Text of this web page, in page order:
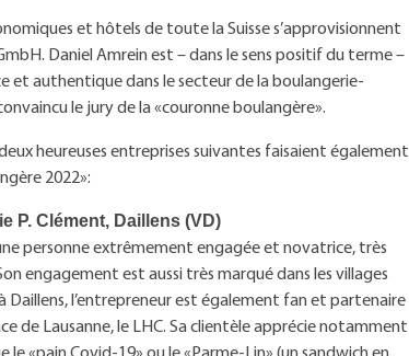
et hôtels de toute la Suisse s’approvisionnent
Daniel Amrein est – dans le sens positif du terme –
et authentique dans le secteur de la boulangerie-
le jury de la «couronne boulangère».
heureuses entreprises suivantes faisaient également
2022»:
P. Clément, Daillens (VD)
personne extrêmement engagée et novatrice, très
engagement est aussi très marqué dans les villages
Daillens, l’entrepreneur est également fan et partenaire
de Lausanne, le LHC. Sa clientèle apprécie notamment